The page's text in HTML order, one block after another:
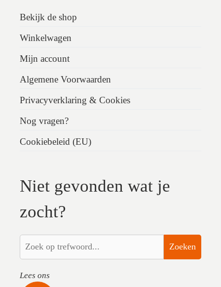
Bekijk de shop
Winkelwagen
Mijn account
Algemene Voorwaarden
Privacyverklaring & Cookies
Nog vragen?
Cookiebeleid (EU)
Niet gevonden wat je
zocht?
Zoeken
Lees ons